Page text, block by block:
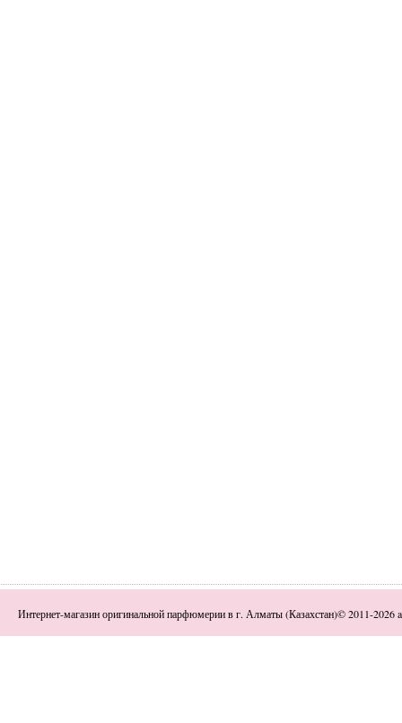
Интернет-магазин оригинальной парфюмерии в г. Алматы (Казахстан)© 2011-2026